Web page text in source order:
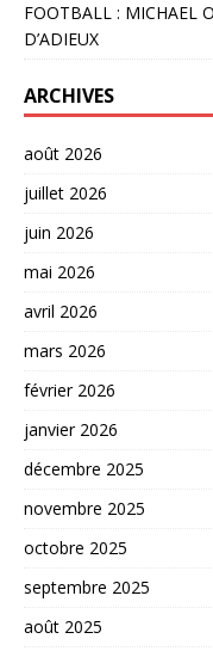
FOOTBALL : MICHAEL
D’ADIEUX
ARCHIVES
août 2026
juillet 2026
juin 2026
mai 2026
avril 2026
mars 2026
février 2026
janvier 2026
décembre 2025
novembre 2025
octobre 2025
septembre 2025
août 2025